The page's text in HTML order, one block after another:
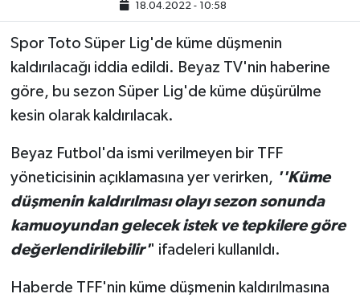
18.04.2022 - 10:58
Spor Toto Süper Lig'de küme düşmenin
kaldırılacağı iddia edildi. Beyaz TV'nin haberine
göre, bu sezon Süper Lig'de küme düşürülme
kesin olarak kaldırılacak.
Beyaz Futbol'da ismi verilmeyen bir TFF
yöneticisinin açıklamasına yer verirken, ''Küme
düşmenin kaldırılması olayı sezon sonunda
kamuoyundan gelecek istek ve tepkilere göre
değerlendirilebilir'' ifadeleri kullanıldı.
Haberde TFF'nin küme düşmenin kaldırılmasına
TREND
OTOMOTİV
TEKNOLOJİ
YAŞAM
KÜLTÜR SANAT